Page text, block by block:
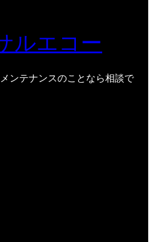
ルエコー
ンテナンスのことなら相談で